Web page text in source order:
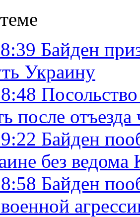
Байден
Украину
после
Байден
без ведома
Байден